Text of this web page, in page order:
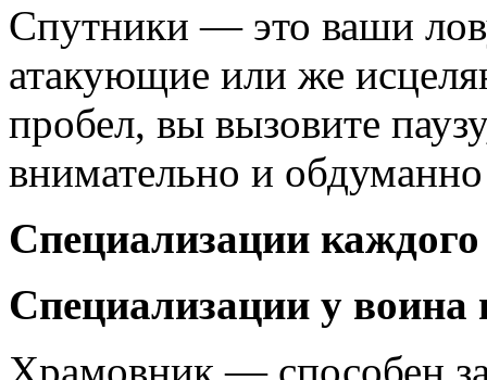
Спутники — это ваши
атакующие или же
пробел, вы вызовите
внимательно и
Специализации
Специализации у воина
Храмовник — способен